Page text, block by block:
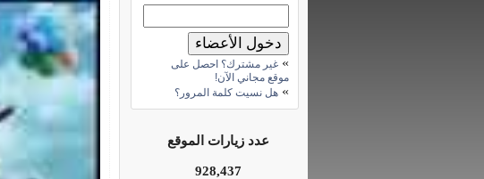
» غير مشترك؟ احصل على
موقع مجاني الآن!
» هل نسيت كلمة المرور؟
عدد زيارات الموقع
928,437